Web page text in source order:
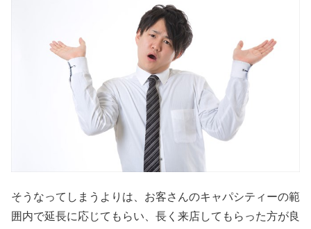
そうなってしまうよりは、お客さんのキャパシティーの範
囲内で延長に応じてもらい、長く来店してもらった方が良